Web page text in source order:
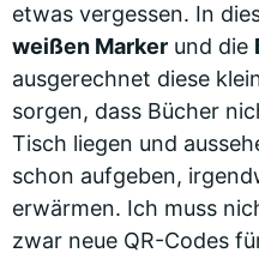
etwas vergessen. In
weißen Marker und die
ausgerechnet diese
sorgen, dass Bücher
Tisch liegen und
schon aufgeben,
erwärmen. Ich muss
zwar neue QR-Codes